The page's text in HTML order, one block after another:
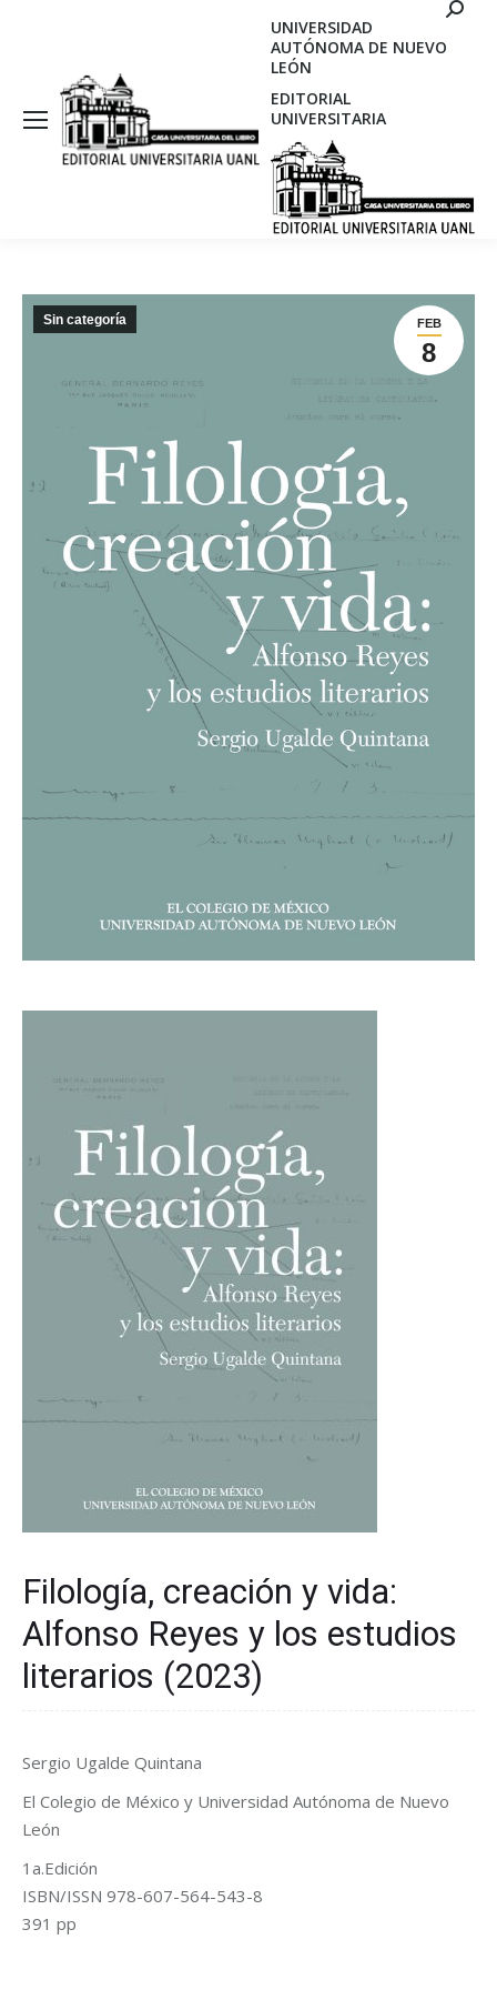
UNIVERSIDAD
AUTÓNOMA DE NUEVO
LEÓN
EDITORIAL
UNIVERSITARIA
FEB
8
Sin categoría
Filología, creación y vida:
Alfonso Reyes y los estudios
literarios (2023)
Sergio Ugalde Quintana
El Colegio de México y Universidad Autónoma de Nuevo
León
1a.Edición
ISBN/ISSN 978-607-564-543-8
391 pp